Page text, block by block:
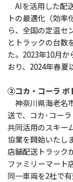
AIを活用した配
トの最適化（効率
ら、全国の定温セ
とトラックの台数
た。2023年10月
おり、2024年春夏
②コカ・コーラ ボ
神奈川県海老名
送で、コカ･コー
共同活用のスキー
協業を開始いたし
店舗配送トラック
ファミリーマート
同一車両を2社で